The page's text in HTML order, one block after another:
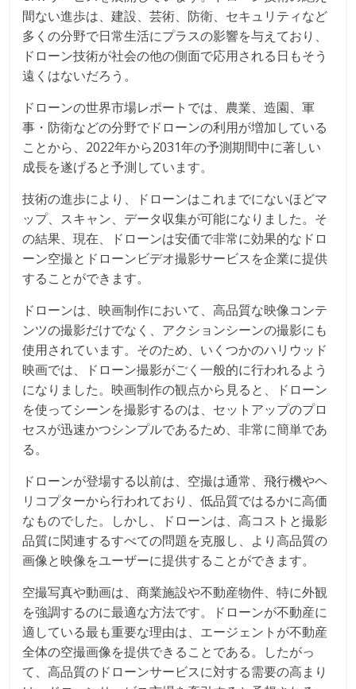
間ない進歩は、建設、芸術、防衛、セキュリティなど
多くの分野で日常生活にプラスの影響を与えており、
ドローン技術が社会の他の側面で応用される日もそう
遠くはないだろう。
ドローンの世界市場レポートでは、農業、造園、軍
事・防衛などの分野でドローンの利用が増加している
ことから、2022年から2031年の予測期間中に著しい
成長を遂げると予測しています。
技術の進歩により、ドローンはこれまでにないほどマ
ップ、スキャン、データ収集が可能になりました。そ
の結果、現在、ドローンは安価で非常に効果的なドロ
ーン空撮とドローンビデオ撮影サービスを企業に提供
することができます。
ドローンは、映画制作において、高品質な映像コンテ
ンツの撮影だけでなく、アクションシーンの撮影にも
使用されています。そのため、いくつかのハリウッド
映画では、ドローン撮影がごく一般的に行われるよう
になりました。映画制作の観点から見ると、ドローン
を使ってシーンを撮影するのは、セットアップのプロ
セスが迅速かつシンプルであるため、非常に簡単であ
る。
ドローンが登場する以前は、空撮は通常、飛行機やヘ
リコプターから行われており、低品質ではるかに高価
なものでした。しかし、ドローンは、高コストと撮影
品質に関連するすべての問題を克服し、より高品質の
画像と映像をユーザーに提供することができます。
空撮写真や動画は、商業施設や不動産物件、特に外観
を強調するのに最適な方法です。ドローンが不動産に
適している最も重要な理由は、エージェントが不動産
全体の空撮画像を提供できることである。したがっ
て、高品質のドローンサービスに対する需要の高まり